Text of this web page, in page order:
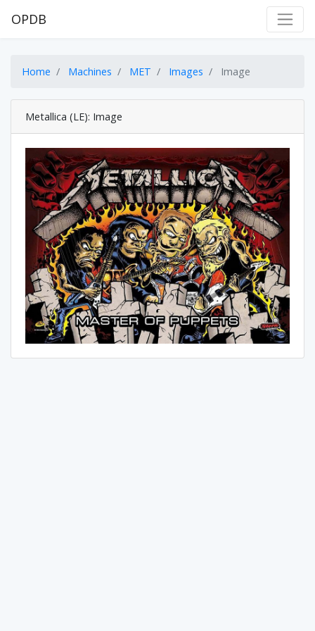
OPDB
Home Machines MET Images Image
Metallica (LE): Image